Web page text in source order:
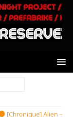
[Chronique] Alien –